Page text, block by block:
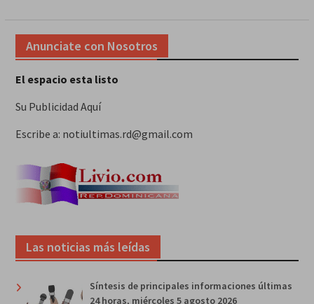
Anunciate con Nosotros
El espacio esta listo
Su Publicidad Aquí
Escribe a: notiultimas.rd@gmail.com
Las noticias más leídas
Síntesis de principales informaciones últimas
24 horas, miércoles 5 agosto 2026